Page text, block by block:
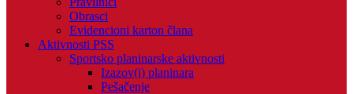
Obrasci
Evidencioni karton člana
Aktivnosti PSS
Sportsko planinarske aktivnosti
Izazov(i) planinara
Pešačenje